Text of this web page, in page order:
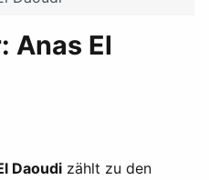
Anas El
Daoudi zählt zu den